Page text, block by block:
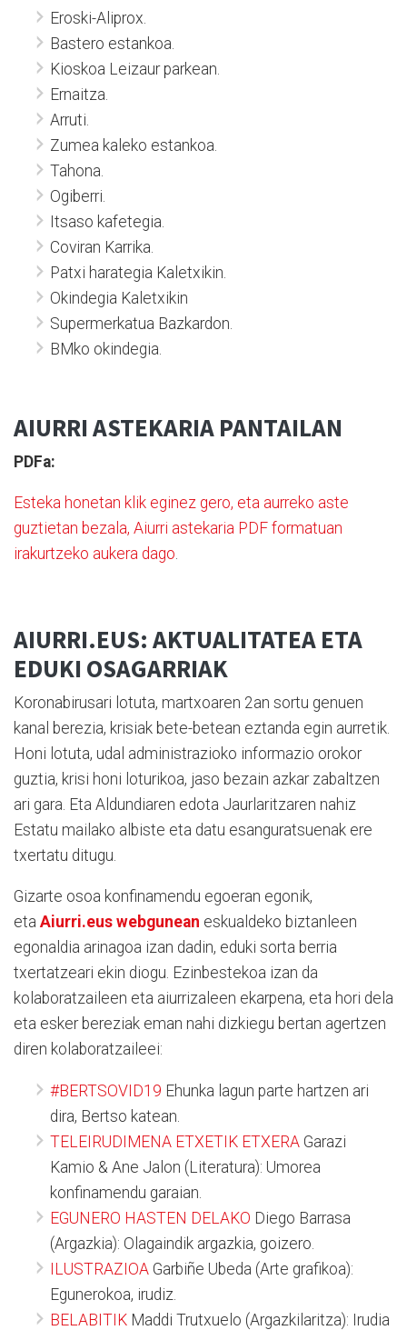
Eroski-Aliprox.
Bastero estankoa.
Kioskoa Leizaur parkean.
Ernaitza.
Arruti.
Zumea kaleko estankoa.
Tahona.
Ogiberri.
Itsaso kafetegia.
Coviran Karrika.
Patxi harategia Kaletxikin.
Okindegia Kaletxikin
Supermerkatua Bazkardon.
BMko okindegia.
AIURRI ASTEKARIA PANTAILAN
PDFa:
Esteka honetan klik eginez gero, eta aurreko aste
guztietan bezala, Aiurri astekaria PDF formatuan
irakurtzeko aukera dago.
AIURRI.EUS: AKTUALITATEA ETA
EDUKI OSAGARRIAK
Koronabirusari lotuta, martxoaren 2an sortu genuen
kanal berezia, krisiak bete-betean eztanda egin aurretik.
Honi lotuta, udal administrazioko informazio orokor
guztia, krisi honi loturikoa, jaso bezain azkar zabaltzen
ari gara. Eta Aldundiaren edota Jaurlaritzaren nahiz
Estatu mailako albiste eta datu esanguratsuenak ere
txertatu ditugu.
Gizarte osoa konfinamendu egoeran egonik,
eta Aiurri.eus webgunean eskualdeko biztanleen
egonaldia arinagoa izan dadin, eduki sorta berria
txertatzeari ekin diogu. Ezinbestekoa izan da
kolaboratzaileen eta aiurrizaleen ekarpena, eta hori dela
eta esker bereziak eman nahi dizkiegu bertan agertzen
diren kolaboratzaileei:
#BERTSOVID19 Ehunka lagun parte hartzen ari
dira, Bertso katean.
TELEIRUDIMENA ETXETIK ETXERA Garazi
Kamio & Ane Jalon (Literatura): Umorea
konfinamendu garaian.
EGUNERO HASTEN DELAKO Diego Barrasa
(Argazkia): Olagaindik argazkia, goizero.
ILUSTRAZIOA Garbiñe Ubeda (Arte grafikoa):
Egunerokoa, irudiz.
BELABITIK Maddi Trutxuelo (Argazkilaritza): Irudia